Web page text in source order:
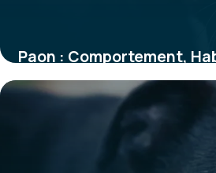
Paon : Comportement,
Caractéristiques